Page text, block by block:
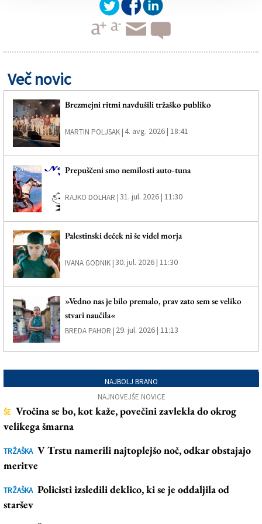
Več novic
Brezmejni ritmi navdušili tržaško publiko
MARTIN POLJSAK |4. avg. 2026 | 18:41
Prepuščeni smo nemilosti auto-tuna
RAJKO DOLHAR |31. jul. 2026 | 11:30
Palestinski deček ni še videl morja
IVANA GODNIK |30. jul. 2026 | 11:30
»Vedno nas je bilo premalo, prav zato sem se veliko
stvari naučila«
BREDA PAHOR | 29. jul. 2026 | 11:13
NAJBOLJ BRANO
NAJNOVEJŠE NOVICE
ŠE Vročina se bo, kot kaže, povečini zavlekla do okrog
velikega šmarna
TRŽAŠKA V Trstu namerili najtoplejšo noč, odkar obstajajo
meritve
TRŽAŠKA Policisti izsledili deklico, ki se je oddaljila od
staršev